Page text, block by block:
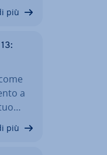
più
a
più